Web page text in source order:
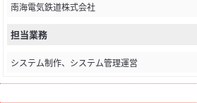
南海電気鉄道株式会社
担当業務
システム制作、システム管理運営